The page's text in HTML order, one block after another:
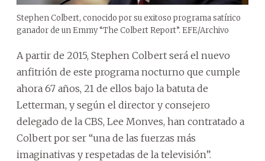
Stephen Colbert, conocido por su exitoso programa satírico
ganador de un Emmy “The Colbert Report”. EFE/Archivo
A partir de 2015, Stephen Colbert será el nuevo
anfitrión de este programa nocturno que cumple
ahora 67 años, 21 de ellos bajo la batuta de
Letterman, y según el director y consejero
delegado de la CBS, Lee Monves, han contratado a
Colbert por ser “una de las fuerzas más
imaginativas y respetadas de la televisión”.